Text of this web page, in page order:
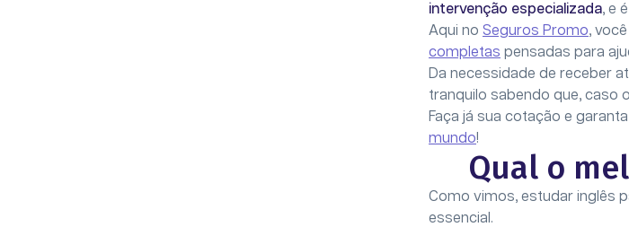
intervenção especializada, e
Aqui no Seguros Promo,
completas pensadas para
Da necessidade de receber
tranquilo sabendo que, caso
Faça já sua cotação e
mundo!
Qual o
Como vimos, estudar inglês
essencial.